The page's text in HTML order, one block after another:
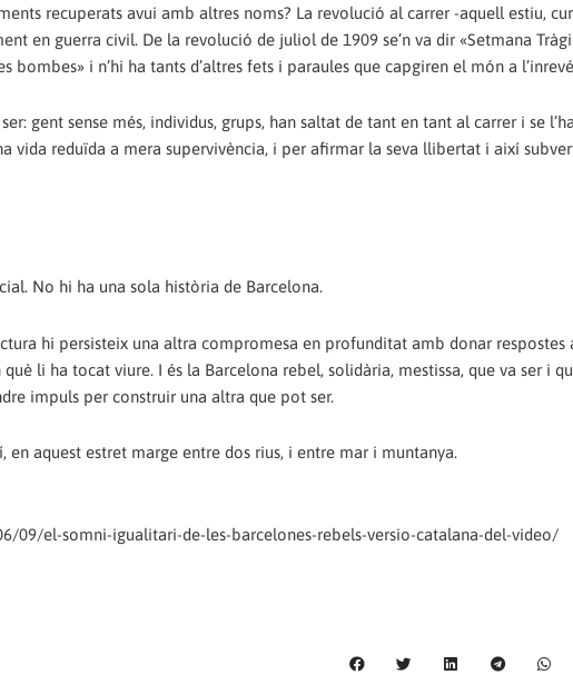
recuperats avui amb altres noms? La revolució al carrer -aquell estiu,
en guerra civil. De la revolució de juliol de 1909 se’n va dir «Setmana
bombes» i n’hi ha tants d’altres fets i paraules que capgiren el món a
gent sense més, individus, grups, han saltat de tant en tant al carrer i se
vida reduïda a mera supervivència, i per afirmar la seva llibertat i així
No hi ha una sola història de Barcelona.
hi persisteix una altra compromesa en profunditat amb donar respostes
li ha tocat viure. I és la Barcelona rebel, solidària, mestissa, que va ser i
impuls per construir una altra que pot ser.
aquest estret marge entre dos rius, i entre mar i muntanya.
09/el-somni-igualitari-de-les-barcelones-rebels-versio-catalana-del-video/